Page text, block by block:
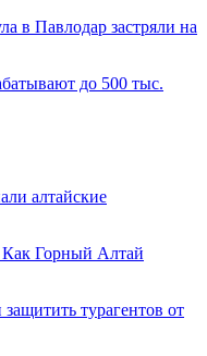
в Павлодар застряли на
до 500 тыс.
алтайские
Как Горный Алтай
турагентов от